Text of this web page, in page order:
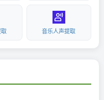
音乐人声提取